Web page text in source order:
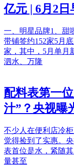
亿元 | 6月2日
一、明星品牌1、甜
带铺签约152家5月
家，其中，5月单月
泗水、万隆
配料表第一
汁”？央视曝
不少人在便利店冷
觉得捡到了实惠。
表首位是水，紧随
量甚至